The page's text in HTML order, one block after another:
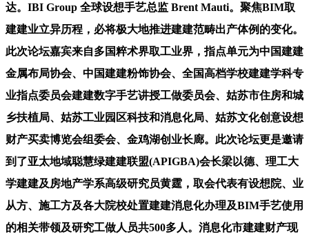
达。IBI Group 全球设想手艺总监 Brent Mauti。聚焦BIM取
建建业立异历程，必将极大地推进建建范畴出产体例的变化。
此次论坛嘉宾来自多国粹术界取工业界，指点单元为中国建建
金属布局协会、中国建建粉饰协会、全国高档学校建建学科专
业指点委员会建建数字手艺讲授工做委员会、姑苏市住房和城
乡扶植局、姑苏工业园区科技和消息化局、姑苏文化创意设想
财产买卖博览会组委会、金鸡湖创业长廊。此次论坛更是邀请
到了亚太地域聪慧绿建建联盟(APIGBA)会长梁以德、理工大
学建建及房地产学系高级研究员黄霆，取会代表有设想院、业
从方、施工方及各大院校处置建建消息化办理及BIM手艺使用
的相关带领及研究工做人员共500多人。消息化市建建财产现